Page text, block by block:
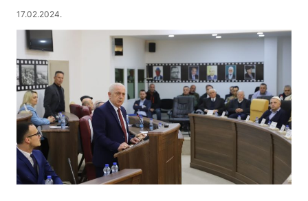
17.02.2024.